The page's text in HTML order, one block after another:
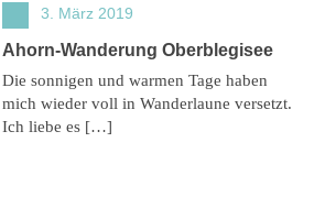
3. März 2019
Ahorn-Wanderung Oberblegisee
Die sonnigen und warmen Tage haben
mich wieder voll in Wanderlaune versetzt.
Ich liebe es […]